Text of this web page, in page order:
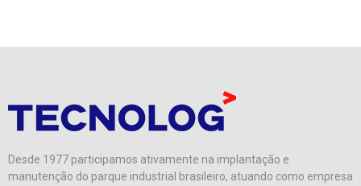
Desde 1977 participamos ativamente na implantação e
manutenção do parque industrial brasileiro, atuando como empresa